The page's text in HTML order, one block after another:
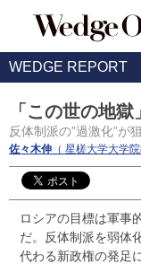
WEDGE REPORT
「この世の地
反体制派の”過激化”が
佐々木伸 （ 星槎大学大学院
ロシアの目標は軍事
だ。反体制派を弱体
代わる新政権の発足